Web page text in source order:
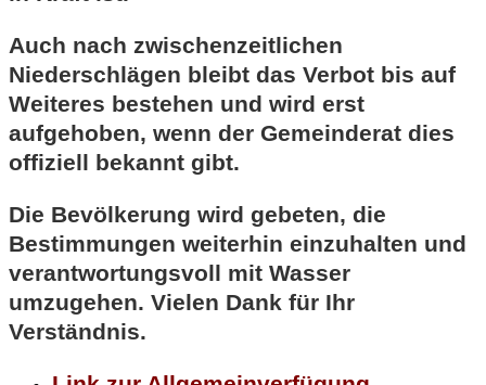
Auch nach zwischenzeitlichen
Niederschlägen bleibt das Verbot bis auf
Weiteres bestehen und wird erst
aufgehoben, wenn der Gemeinderat dies
offiziell bekannt gibt.
Die Bevölkerung wird gebeten, die
Bestimmungen weiterhin einzuhalten und
verantwortungsvoll mit Wasser
umzugehen. Vielen Dank für Ihr
Verständnis.